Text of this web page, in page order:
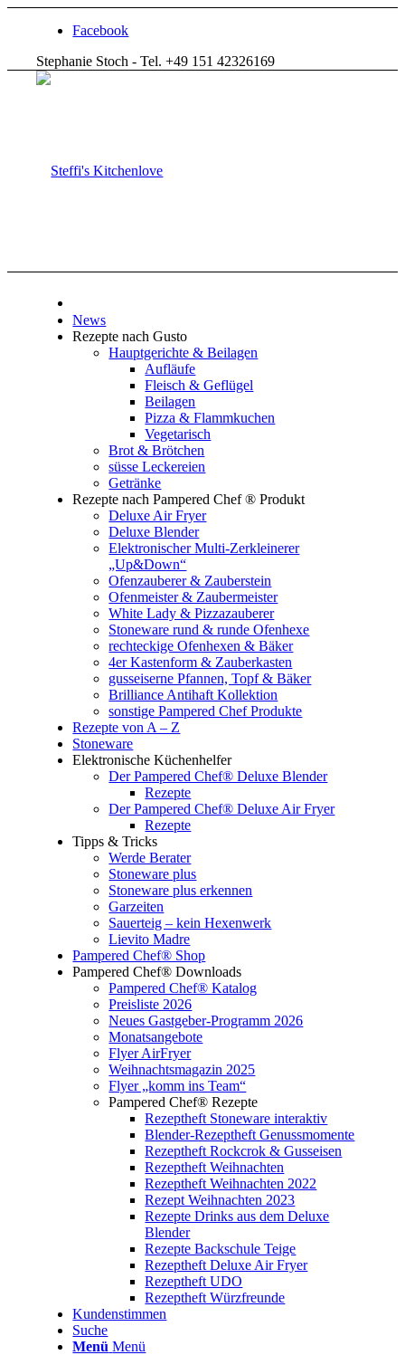
Facebook
Stephanie Stoch - Tel. +49 151 42326169
News
Rezepte nach Gusto
Hauptgerichte & Beilagen
Aufläufe
Fleisch & Geflügel
Beilagen
Pizza & Flammkuchen
Vegetarisch
Brot & Brötchen
süsse Leckereien
Getränke
Rezepte nach Pampered Chef ® Produkt
Deluxe Air Fryer
Deluxe Blender
Elektronischer Multi-Zerkleinerer
„Up&Down“
Ofenzauberer & Zauberstein
Ofenmeister & Zaubermeister
White Lady & Pizzazauberer
Stoneware rund & runde Ofenhexe
rechteckige Ofenhexen & Bäker
4er Kastenform & Zauberkasten
gusseiserne Pfannen, Topf & Bäker
Brilliance Antihaft Kollektion
sonstige Pampered Chef Produkte
Rezepte von A – Z
Stoneware
Elektronische Küchenhelfer
Der Pampered Chef® Deluxe Blender
Rezepte
Der Pampered Chef® Deluxe Air Fryer
Rezepte
Tipps & Tricks
Werde Berater
Stoneware plus
Stoneware plus erkennen
Garzeiten
Sauerteig – kein Hexenwerk
Lievito Madre
Pampered Chef® Shop
Pampered Chef® Downloads
Pampered Chef® Katalog
Preisliste 2026
Neues Gastgeber-Programm 2026
Monatsangebote
Flyer AirFryer
Weihnachtsmagazin 2025
Flyer „komm ins Team“
Pampered Chef® Rezepte
Rezeptheft Stoneware interaktiv
Blender-Rezeptheft Genussmomente
Rezeptheft Rockcrok & Gusseisen
Rezeptheft Weihnachten
Rezeptheft Weihnachten 2022
Rezept Weihnachten 2023
Rezepte Drinks aus dem Deluxe
Blender
Rezepte Backschule Teige
Rezeptheft Deluxe Air Fryer
Rezeptheft UDO
Rezeptheft Würzfreunde
Kundenstimmen
Suche
Menü Menü